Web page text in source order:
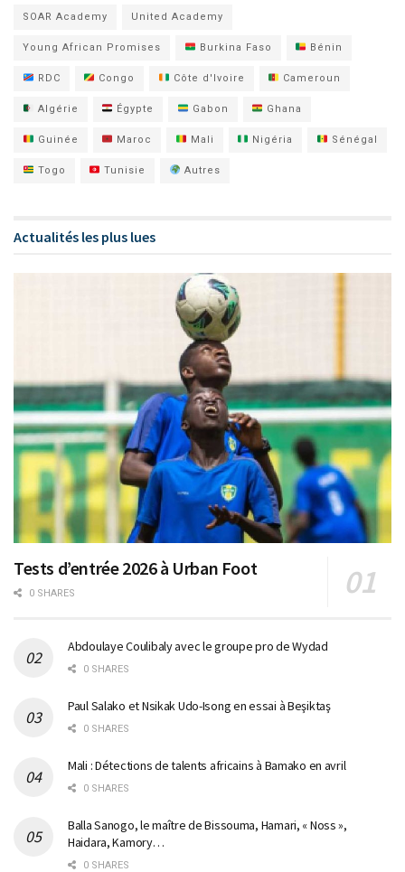
SOAR Academy United Academy
Young African Promises Burkina Faso Bénin
RDC Congo Côte d'Ivoire Cameroun
Algérie Égypte Gabon Ghana
Guinée Maroc Mali Nigéria Sénégal
Togo Tunisie Autres
Actualités les plus lues
Tests d’entrée 2026 à Urban Foot
0 SHARES
Abdoulaye Coulibaly avec le groupe pro de Wydad
0 SHARES
Paul Salako et Nsikak Udo-Isong en essai à Beşiktaş
0 SHARES
Mali : Détections de talents africains à Bamako en avril
0 SHARES
Balla Sanogo, le maître de Bissouma, Hamari, « Noss »,
Haidara, Kamory…
0 SHARES